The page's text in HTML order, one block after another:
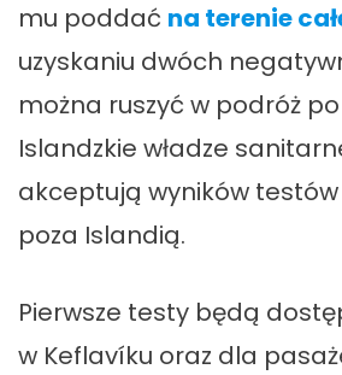
mu poddać na terenie
uzyskaniu dwóch
można ruszyć w podróż
Islandzkie władze
akceptują wyników
poza Islandią.
Pierwsze testy będą
w Keflavíku oraz dla